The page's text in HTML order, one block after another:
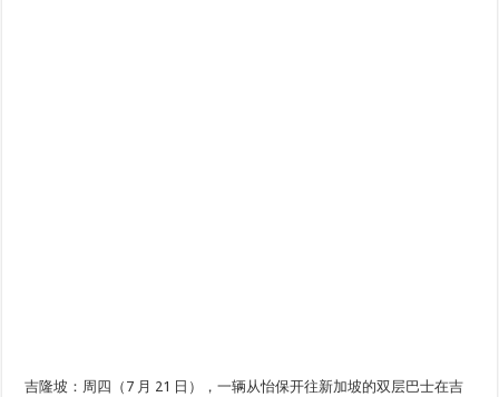
吉隆坡：周四（7 月 21 日），一辆从怡保开往新加坡的双层巴士在吉